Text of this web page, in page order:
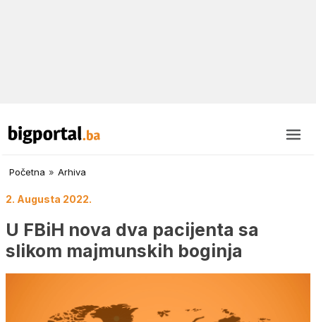
Početna » Arhiva
2. Augusta 2022.
U FBiH nova dva pacijenta sa
slikom majmunskih boginja